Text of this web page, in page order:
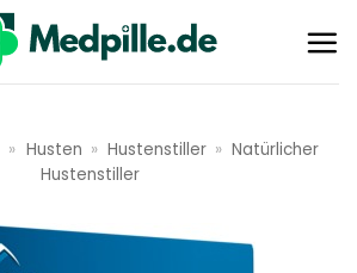
» Husten » Hustenstiller » Natürlicher
Hustenstiller